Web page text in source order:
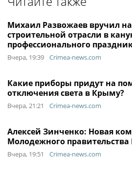
Михаил Развожаев вручил
строительной отрасли в
профессионального
Вчера, 19:39 Crimea-news.com
Какие приборы придут на
отключения света в Крыму?
Вчера, 21:21 Crimea-news.com
Алексей Зинченко: Новая
Молодежного
Вчера, 19:51 Crimea-news.com